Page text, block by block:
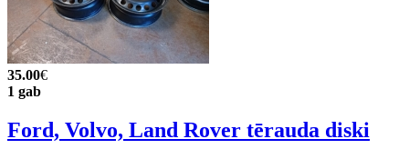
35.00€
1 gab
Ford, Volvo, Land Rover tērauda diski